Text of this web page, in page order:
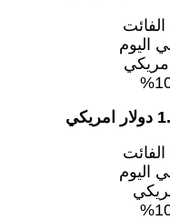
اليوم
اليوم